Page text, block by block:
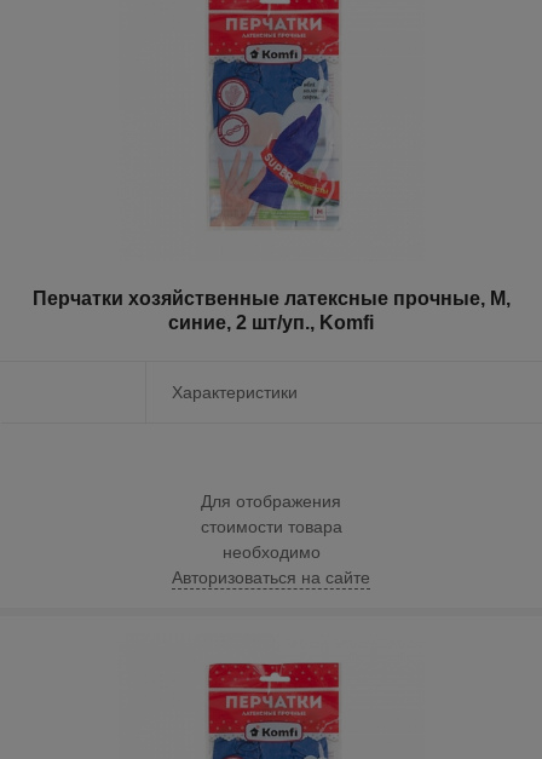
Перчатки хозяйственные латексные прочные, M,
синие, 2 шт/уп., Komfi
Характеристики
Для отображения
стоимости товара
необходимо
Авторизоваться на сайте